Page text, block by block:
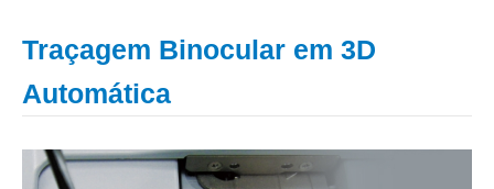
Traçagem Binocular em 3D
Automática